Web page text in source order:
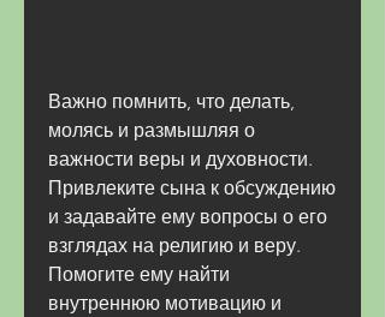
Важно помнить, что делать,
молясь и размышляя о
важности веры и духовности.
Привлеките сына к обсуждению
и задавайте ему вопросы о его
взглядах на религию и веру.
Помогите ему найти
внутреннюю мотивацию и